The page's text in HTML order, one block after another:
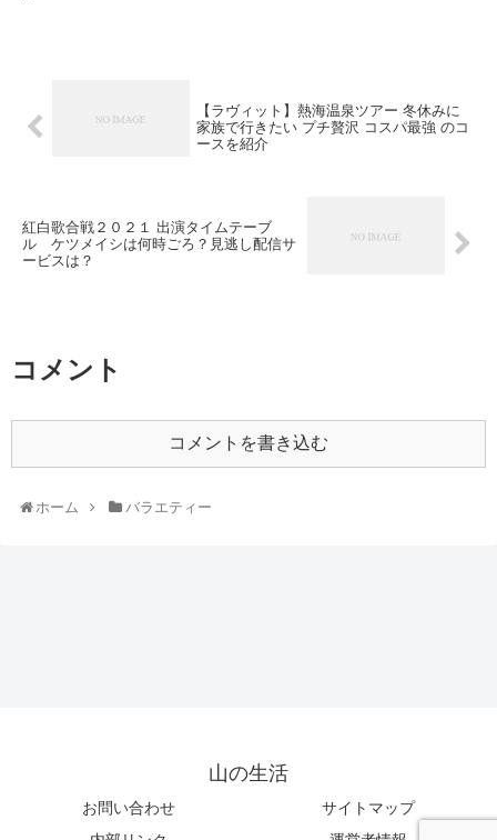
【ラヴィット】熱海温泉ツアー 冬休みに
家族で行きたい プチ贅沢 コスパ最強 のコ
ースを紹介
紅白歌合戦２０２１ 出演タイムテーブ
ル ケツメイシは何時ごろ？見逃し配信サ
ービスは？
コメント
コメントを書き込む
ホーム バラエティー
山の生活
お問い合わせ
サイトマップ